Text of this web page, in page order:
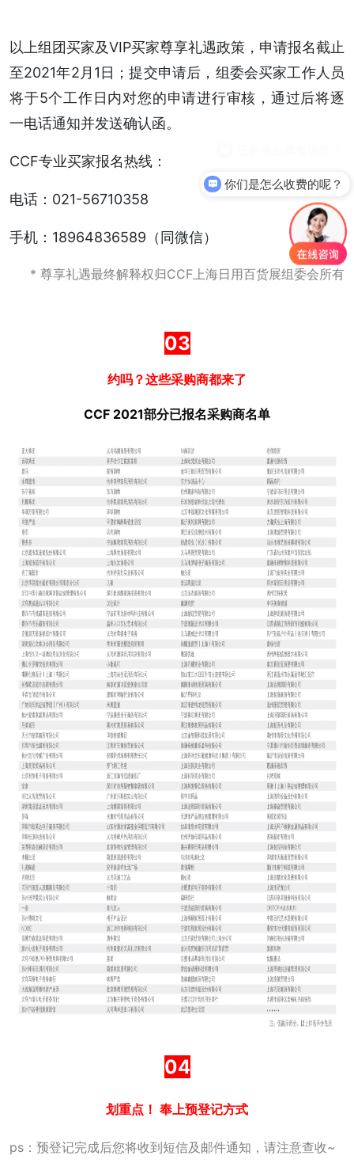
以上组团买家及VIP买家尊享礼遇政策，申请报名截止
至2021年2月1日；提交申请后，组委会买家工作人员
将于5个工作日内对您的申请进行审核，通过后将逐
一电话通知并发送确认函。
CCF专业买家报名热线：
电话：021-56710358
手机：18964836589（同微信）
* 尊享礼遇最终解释权归CCF上海日用百货展组委会所有
03
约吗？这些采购商都来了
CCF 2021部分已报名采购商名单
04
划重点！ 奉上预登记方式
ps：预登记完成后您将收到短信及邮件通知，请注意查收~
你们是怎么收费的呢？